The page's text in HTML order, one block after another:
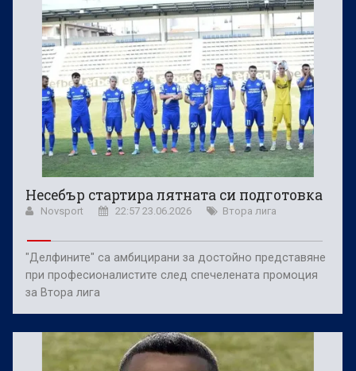
Несебър стартира лятната си подготовка
Novsport 22:57 23.06.2026 Втора лига
"Делфините" са амбицирани за достойно представяне
при професионалистите след спечелената промоция
за Втора лига